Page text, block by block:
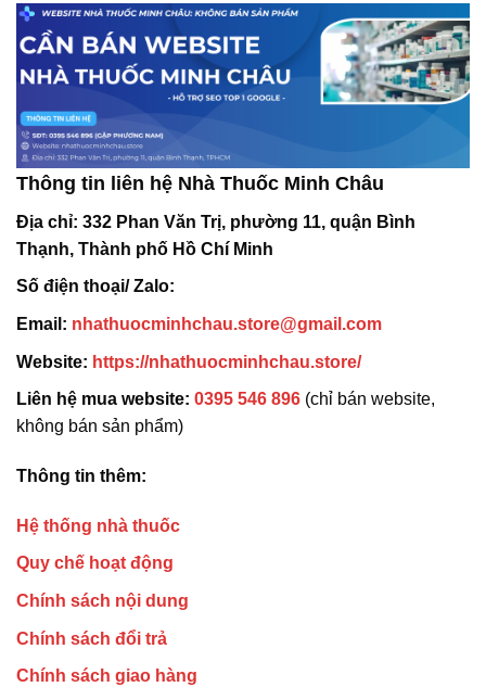
Thông tin liên hệ Nhà Thuốc Minh Châu
Địa chỉ: 332 Phan Văn Trị, phường 11, quận Bình
Thạnh, Thành phố Hồ Chí Minh
Số điện thoại/ Zalo:
Email: nhathuocminhchau.store@gmail.com
Website: https://nhathuocminhchau.store/
Liên hệ mua website: 0395 546 896 (chỉ bán website,
không bán sản phẩm)
Thông tin thêm:
Hệ thống nhà thuốc
Quy chế hoạt động
Chính sách nội dung
Chính sách đổi trả
Chính sách giao hàng